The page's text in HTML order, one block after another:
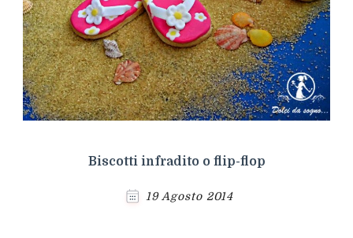
Biscotti infradito o flip-flop
19 Agosto 2014